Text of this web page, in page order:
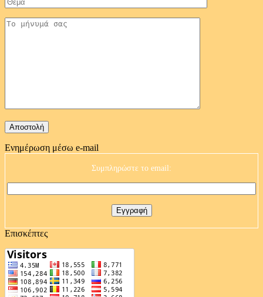
Ενημέρωση μέσω e-mail
Συμπληρώστε το email:
Επισκέπτες